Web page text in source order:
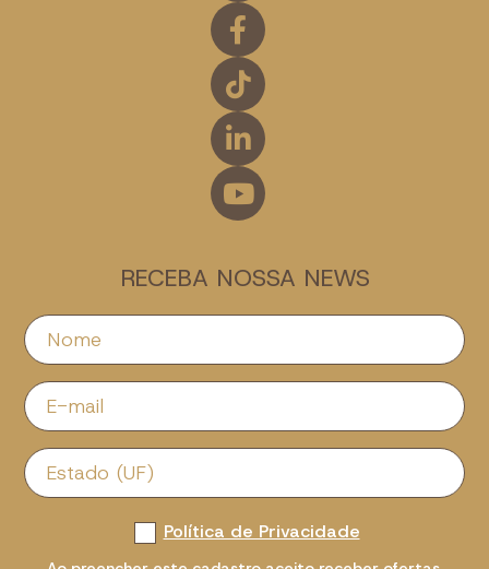
RECEBA NOSSA NEWS
Política de Privacidade